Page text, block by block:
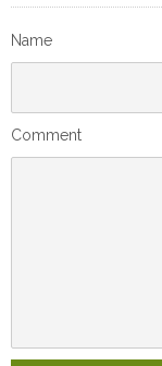
Name
Comment